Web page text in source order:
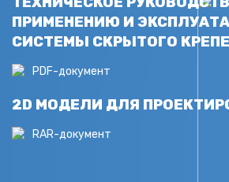
ПРИМЕНЕНИЮ И
СИСТЕМЫ СКРЫТОГО
PDF-документ
2D МОДЕЛИ ДЛЯ
RAR-документ